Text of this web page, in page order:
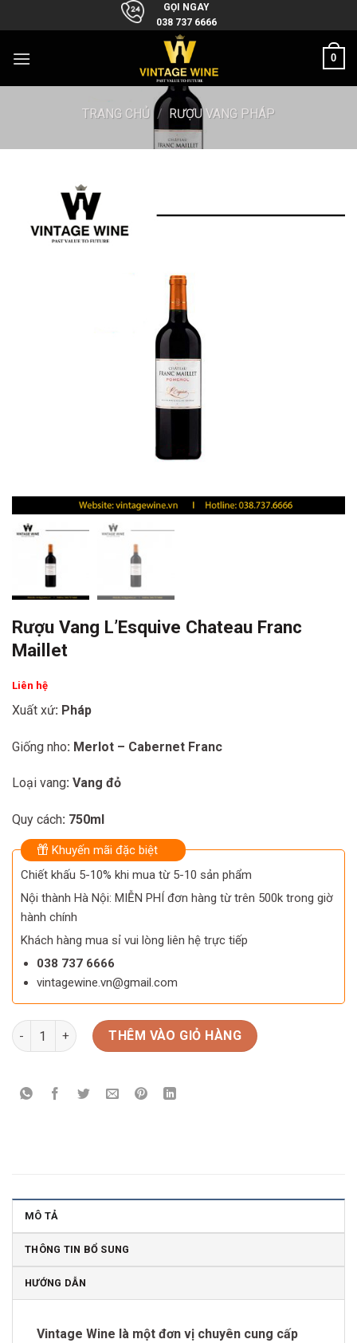
to
GỌI NGAY
038 737 6666
0
TRANG CHỦ / RƯỢU VANG PHÁP
Rượu Vang L’Esquive Chateau Franc
Maillet
Liên hệ
Xuất xứ: Pháp
Giống nho: Merlot – Cabernet Franc
Loại vang: Vang đỏ
Quy cách: 750ml
Khuyến mãi đặc biệt
Chiết khấu 5-10% khi mua từ 5-10 sản phẩm
Nội thành Hà Nội: MIỄN PHÍ đơn hàng từ trên 500k trong giờ
hành chính
Khách hàng mua sỉ vui lòng liên hệ trực tiếp
038 737 6666
vintagewine.vn@gmail.com
Rượu Vang L’Esquive Chateau Franc Maillet số lượng
THÊM VÀO GIỎ HÀNG
MÔ TẢ
THÔNG TIN BỔ SUNG
HƯỚNG DẪN
Vintage Wine là một đơn vị chuyên cung cấp